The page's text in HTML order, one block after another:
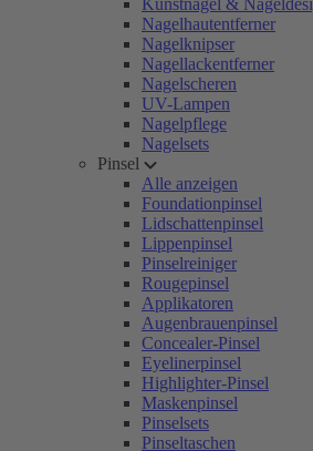
Kunstnägel &
Nagelhautentferner
Nagelknipser
Nagellackentferner
Nagelscheren
UV-Lampen
Nagelpflege
Nagelsets
Pinsel
Alle anzeigen
Foundationpinsel
Lidschattenpinsel
Lippenpinsel
Pinselreiniger
Rougepinsel
Applikatoren
Augenbrauenpinsel
Concealer-Pinsel
Eyelinerpinsel
Highlighter-Pinsel
Maskenpinsel
Pinselsets
Pinseltaschen